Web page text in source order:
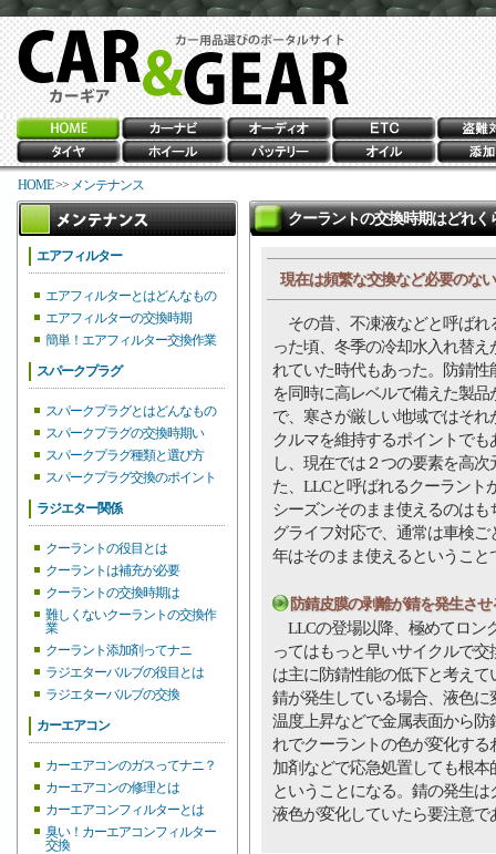
HOME>> メンテナンス
エアフィルター
エアフィルターとはどんなもの
エアフィルターの交換時期
簡単！エアフィルター交換作業
スパークプラグ
スパークプラグとはどんなもの
スパークプラグの交換時期い
スパークプラグ種類と選び方
スパークプラグ交換のポイント
ラジエター関係
クーラントの役目とは
クーラントは補充が必要
クーラントの交換時期は
難しくないクーラントの交換作
業
クーラント添加剤ってナニ
ラジエターバルブの役目とは
ラジエターバルブの交換
カーエアコン
カーエアコンのガスってナニ？
カーエアコンの修理とは
カーエアコンフィルターとは
臭い！カーエアコンフィルター
交換
クーラントの交換時期はどれく
現在は頻繁な交換など必要のな
その昔、不凍液などと呼ばれ
った頃、冬季の冷却水入れ替え
れていた時代もあった。防錆性
を同時に高レベルで備えた製品
で、寒さが厳しい地域ではそれ
クルマを維持するポイントでも
し、現在では２つの要素を高次
た、LLCと呼ばれるクーラント
シーズンそのまま使えるのはも
グライフ対応で、通常は車検
年はそのまま使えるということ
防錆皮膜の剥離が錆を発生させ
LLCの登場以降、極めてロン
ってはもっと早いサイクルで
は主に防錆性能の低下と考え
錆が発生している場合、液色
温度上昇などで金属表面から
れでクーラントの色が変化す
加剤などで応急処置しても根
ということになる。錆の発生
液色が変化していたら要注意で